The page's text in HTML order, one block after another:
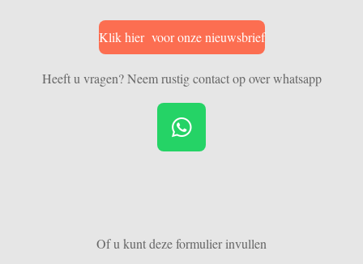
Klik hier voor onze nieuwsbrief
Heeft u vragen? Neem rustig contact op over whatsapp
W
h
A
Of u kunt deze formulier invullen